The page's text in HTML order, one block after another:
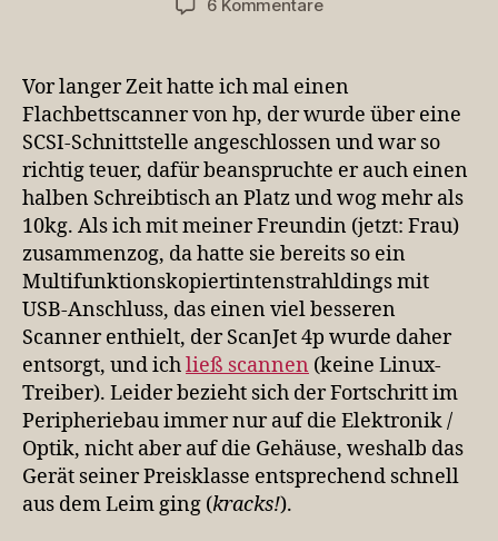
6 Kommentare
haben
Vor langer Zeit hatte ich mal einen
Flachbettscanner von hp, der wurde über eine
SCSI-Schnittstelle angeschlossen und war so
richtig teuer, dafür beanspruchte er auch einen
halben Schreibtisch an Platz und wog mehr als
10kg. Als ich mit meiner Freundin (jetzt: Frau)
zusammenzog, da hatte sie bereits so ein
Multifunktionskopiertintenstrahldings mit
USB-Anschluss, das einen viel besseren
Scanner enthielt, der ScanJet 4p wurde daher
entsorgt, und ichließ scannen (keine Linux-
Treiber). Leider bezieht sich der Fortschritt im
Peripheriebau immer nur auf die Elektronik /
Optik, nicht aber auf die Gehäuse, weshalb das
Gerät seiner Preisklasse entsprechend schnell
aus dem Leim ging (kracks!).